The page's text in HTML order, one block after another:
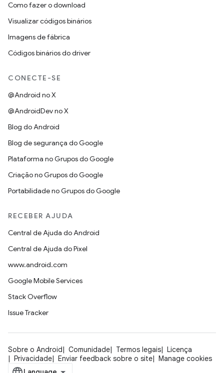
Como fazer o download
Visualizar códigos binários
Imagens de fábrica
Códigos binários do driver
CONECTE-SE
@Android no X
@AndroidDev no X
Blog do Android
Blog de segurança do Google
Plataforma no Grupos do Google
Criação no Grupos do Google
Portabilidade no Grupos do Google
RECEBER AJUDA
Central de Ajuda do Android
Central de Ajuda do Pixel
www.android.com
Google Mobile Services
Stack Overflow
Issue Tracker
Sobre o Android Comunidade Termos legais
Licença
Privacidade
Enviar feedback sobre o site Manage cookies